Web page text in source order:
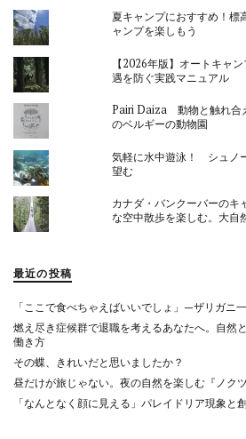
夏キャンプにおすすめ！標
ャンプを楽しもう
【2026年版】オートキャ
遇を防ぐ実践マニュアル
Pairi Daiza 動物と触れ合
のベルギーの動物園
気軽に水中遊泳！ シュノ
望む
カナダ・バンクーバーのキ
な空中散歩を楽しむ。大自
最近の投稿
「ここで食べちゃえばいいでしょ」—ザリガニ
燃え尽き症候群で退職を考えるあなたへ。自然
働き方
その蝶、きれいだと思いましたか？
昼だけが旅じゃない。夜の自然を楽しむ『ノク
「なんとなく顔に見える」パレイドリア現象と